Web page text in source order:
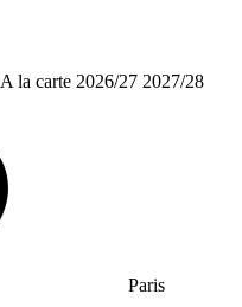
A la carte 2026/27 2027/28
Paris